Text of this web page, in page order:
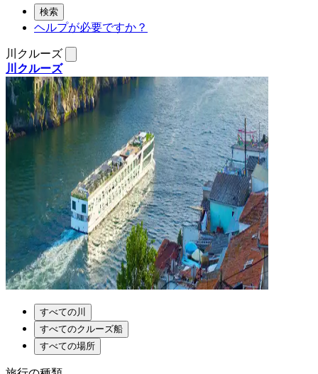
検索
ヘルプが必要ですか？
川クルーズ
川クルーズ
すべての川
すべてのクルーズ船
すべての場所